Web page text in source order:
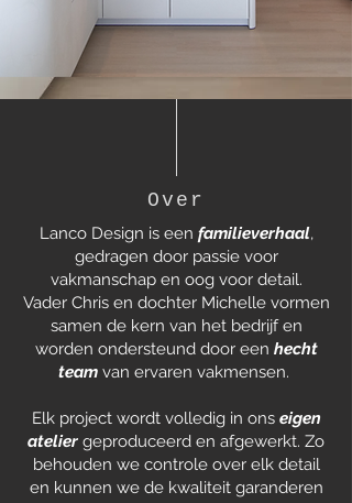
Over
Lanco Design is een familieverhaal,
gedragen door passie voor
vakmanschap en oog voor detail.
Vader Chris en dochter Michelle vormen
samen de kern van het bedrijfen
worden ondersteund door een hecht
team van ervaren vakmensen.
Elk project wordt volledig in ons eigen
atelier geproduceerd en afgewerkt. Zo
behouden we controle over elk detail
en kunnen we de kwaliteit garanderen